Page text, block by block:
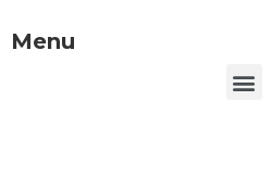
Menu